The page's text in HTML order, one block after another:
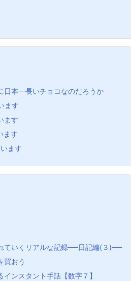
日本一長いチョコなのだろうか
ます
ます
ます
ます
ていくリアルな記録──日記編(３)──
買おう
インスタント手話【数字７】